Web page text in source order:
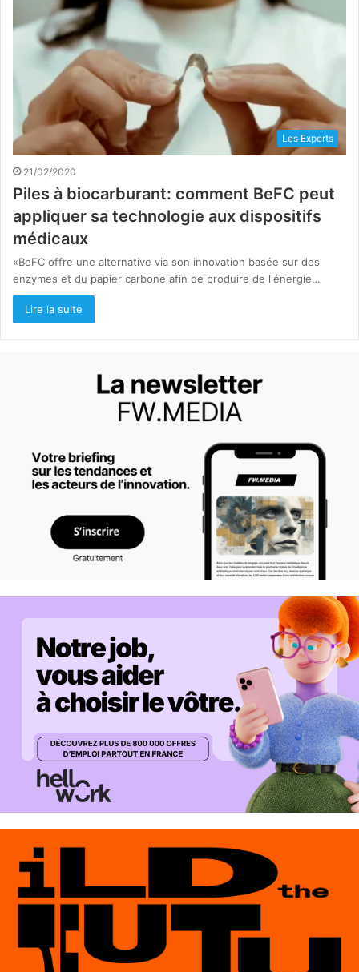
Les Experts
21/02/2020
Piles à biocarburant: comment BeFC peut
appliquer sa technologie aux dispositifs
médicaux
«BeFC offre une alternative via son innovation basée sur des
enzymes et du papier carbone afin de produire de l'énergie…
Lire la suite